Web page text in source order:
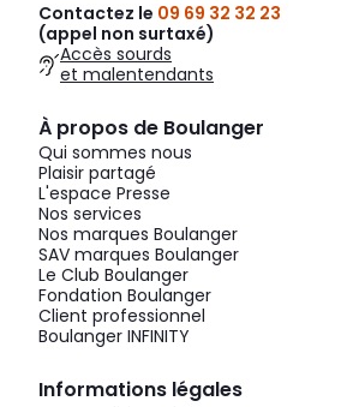
Contactez le 09 69 32 32 23
(appel non surtaxé)
Accès sourds
et malentendants
À propos de Boulanger
Qui sommes nous
Plaisir partagé
L'espace Presse
Nos services
Nos marques Boulanger
SAV marques Boulanger
Le Club Boulanger
Fondation Boulanger
Client professionnel
Boulanger INFINITY
Informations légales